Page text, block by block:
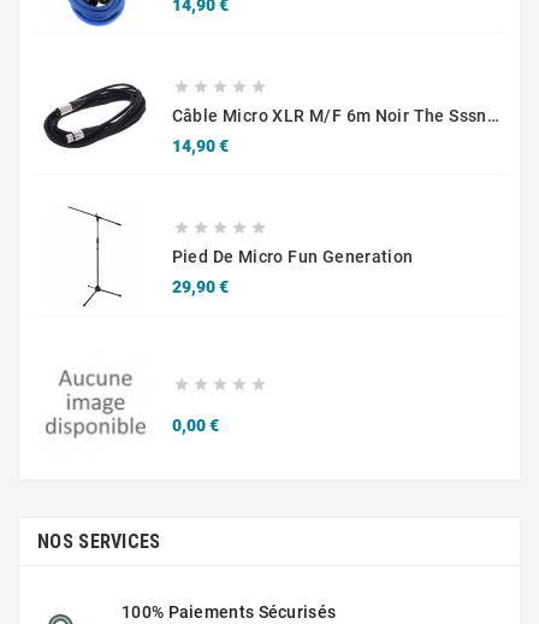
14,90 €
    
Câble Micro XLR M/F 6m Noir The Sssnake SM6BK
14,90 €Prix
    
Pied De Micro Fun Generation
29,90 €Prix
    
0,00 €Prix
NOS SERVICES
100% Paiements Sécurisés